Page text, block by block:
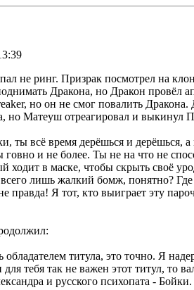
не ринг. Призрак посмотрел на
Дракона, но Дракон
но он не смог повалить
но Матеуш отреагировал и выкинул
ты всё время дерёшься и
и не более. Ты не на что не
ходит в маске, чтобы скрыть своё
лишь жалкий бомж, понятно?
правда! Я тот, кто выиграет эту
титула, это точно. Я
для тебя так не важен этот титул,
и русского психопата -